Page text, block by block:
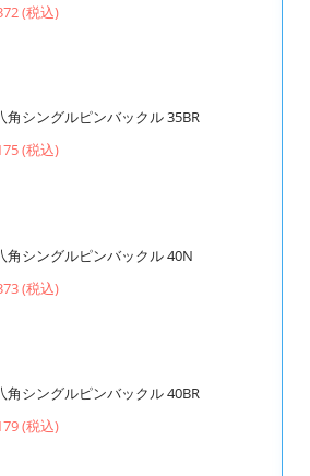
(税込)
角シングルピンバックル 35BR
(税込)
角シングルピンバックル 40N
(税込)
角シングルピンバックル 40BR
(税込)